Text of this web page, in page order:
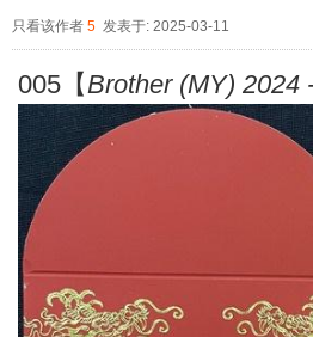
只看该作者 5 发表于: 2025-03-11
005【Brother (MY) 2024